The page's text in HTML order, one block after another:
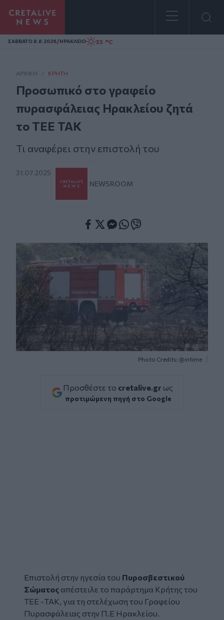
Homepage
ΣAΒΒΑΤΟ 8.8.2026/ΗΡΑΚΛΕΙΟ 33 °C
ΑΡΧΙΚΗ / ΚΡΉΤΗ
Προσωπικό στο γραφείο
πυρασφάλειας Ηρακλείου ζητά
το ΤΕΕ ΤΑΚ
Τι αναφέρει στην επιστολή του
31.07.2025
NEWSROOM
Photo Credits: @intime
Προσθέστε το cretalive.gr ως
προτιμώμενη πηγή στο Google
Επιστολή στην ηγεσία του Πυροσβεστικού
Σώματος απέστειλε το παράρτημα Κρήτης του
ΤΕΕ -ΤΑΚ, για τη στελέχωση του Γραφείου
Πυρασφάλειας στην Π.Ε Ηρακλείου.